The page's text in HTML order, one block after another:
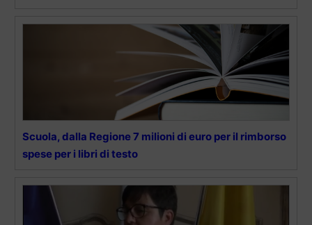
Scuola, dalla Regione 7 milioni di euro per il rimborso
spese per i libri di testo